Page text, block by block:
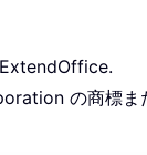
の商標ま